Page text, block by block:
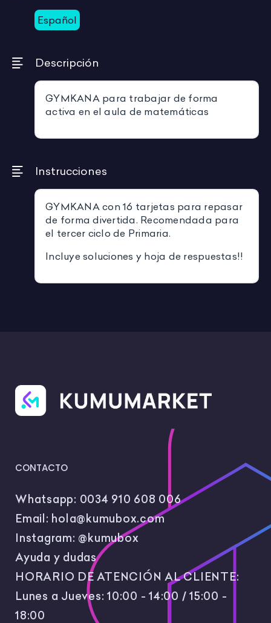
Español
Descripción
GYMKANA para trabajar de forma
activa en el aula de matemáticas
Instrucciones
GYMKANA con 16 tarjetas para repasar
de forma divertida. Recomendada para
el tercer ciclo de Primaria.
Incluye soluciones y hoja de respuestas!!
CONTACTO
Whatsapp: 0034 910 608 006
Email: hola@kumubox.com
Instagram: @kumubox
Ayuda y dudas
HORARIO DE ATENCIÓN AL CLIENTE:
Lunes a Jueves: 10:00 - 14:00 / 15:00 -
18:00